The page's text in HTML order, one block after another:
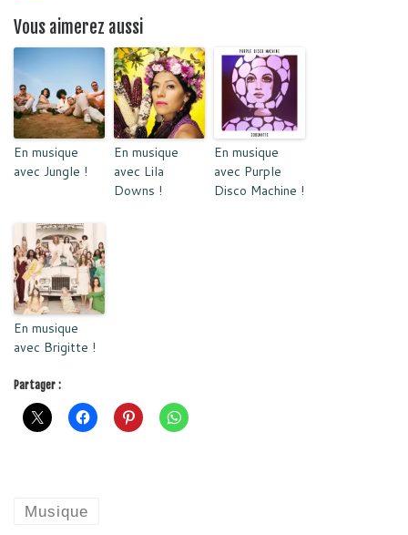
Vous aimerez aussi
En musique
avec Jungle !
En musique
avec Lila
Downs !
En musique
avec Purple
Disco Machine !
En musique
avec Brigitte !
Partager :
Musique